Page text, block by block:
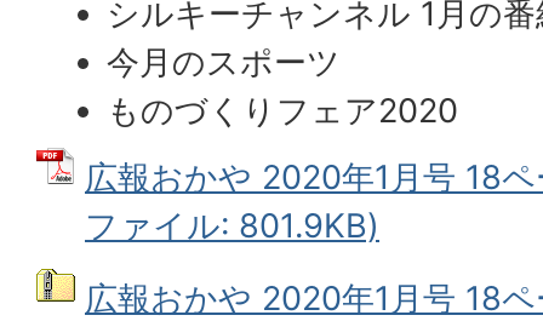
シルキーチャンネル 1月の
今月のスポーツ
ものづくりフェア2020
広報おかや 2020年1月号 18
ファイル: 801.9KB)
広報おかや 2020年1月号 18